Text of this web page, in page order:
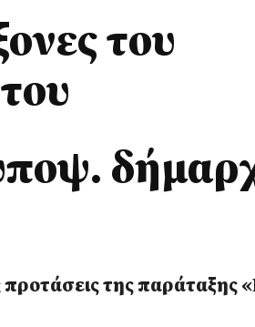
του
προτάσεις της παράταξης